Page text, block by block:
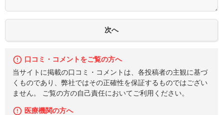
口コミ・コメントをご覧の方へ
当サイトに掲載の口コミ・コメントは、各投稿者の主観に基づ
くものであり、弊社ではその正確性を保証するものではござい
ません。 ご覧の方の自己責任においてご利用ください。
医療機関の方へ